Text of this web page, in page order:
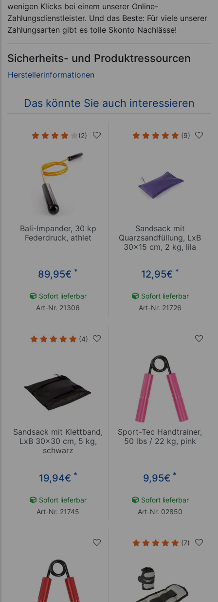
wenigen Klicks bei einem unserer Online-
Zahlungsdienstleister. Und das Beste: Für viele unserer
Zahlungsarten gibt es tolle Skonto Nachlässe!
Sicherheits- und Produktressourcen
Das könnte Sie auch interessieren
(2)
Bali-Impander, 30 kp
Federdruck, athlet
89,95€ *
Sofort lieferbar
Art-Nr. 21306
(9)
Sandsack mit
Quarzsandfüllung, LxB
30x15 cm, 2 kg, lila
12,95€ *
Sofort lieferbar
Art-Nr. 21726
(4)
Sandsack mit Klettband,
LxB 30x30 cm, 5 kg,
schwarz
19,94€ *
Sofort lieferbar
Art-Nr. 21745
Sport-Tec Handtrainer,
50 lbs / 22 kg, pink
9,95€ *
Sofort lieferbar
Art-Nr. 02850
(7)